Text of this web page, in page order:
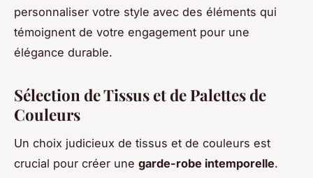
personnaliser votre style avec des éléments qui
témoignent de votre engagement pour une
élégance durable.
Sélection de Tissus et de Palettes de
Couleurs
Un choix judicieux de tissus et de couleurs est
crucial pour créer une garde-robe intemporelle.